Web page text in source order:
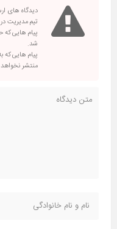
دیدگاه های
تیم مدیریت
پیام هایی که
شد.
پیام هایی که
منتشر